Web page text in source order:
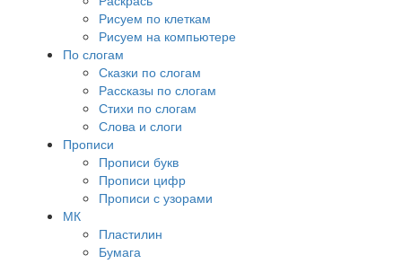
Рисуем по клеткам
Рисуем на компьютере
По слогам
Сказки по слогам
Рассказы по слогам
Стихи по слогам
Слова и слоги
Прописи
Прописи букв
Прописи цифр
Прописи с узорами
МК
Пластилин
Бумага